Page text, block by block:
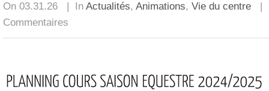
On 03.31.26 | In Actualités, Animations, Vie du centre
Commentaires